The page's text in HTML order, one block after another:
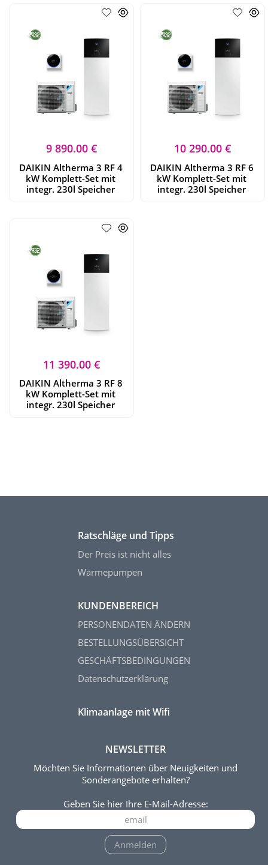
DAIKIN Altherma 3 RF 4
kW Komplett-Set mit
integr. 230l Speicher
9 890.00 €
DAIKIN Altherma 3 RF 6
kW Komplett-Set mit
integr. 230l Speicher
10 290.00 €
DAIKIN Altherma 3 RF 8
kW Komplett-Set mit
integr. 230l Speicher
11 390.00 €
Ratschläge und Tipps
Der Preis ist nicht alles
Wärmepumpen
KUNDENBEREICH
PERSONENDATEN ÄNDERN
BESTELLUNGSÜBERSICHT
GESCHÄFTSBEDINGUNGEN
Datenschutzerklärung
Klimaanlage mit Wifi
NEWSLETTER
Möchten Sie Informationen über Neuigkeiten und
Sonderangebote erhalten?
Geben Sie hier Ihre E-Mail-Adresse:
Anmelden